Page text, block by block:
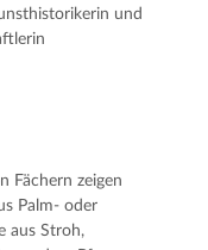
und
Fächern zeigen
Palm- oder
aus Stroh,